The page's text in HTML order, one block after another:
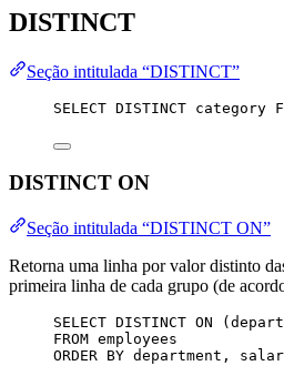
DISTINCT
Seção intitulada “DISTINCT”
SELECT DISTINCT category
DISTINCT ON
Seção intitulada “DISTINCT ON”
Retorna uma linha por valor distinto
primeira linha de cada grupo (de
SELECT DISTINCT ON
FROM employees
ORDER BY department,